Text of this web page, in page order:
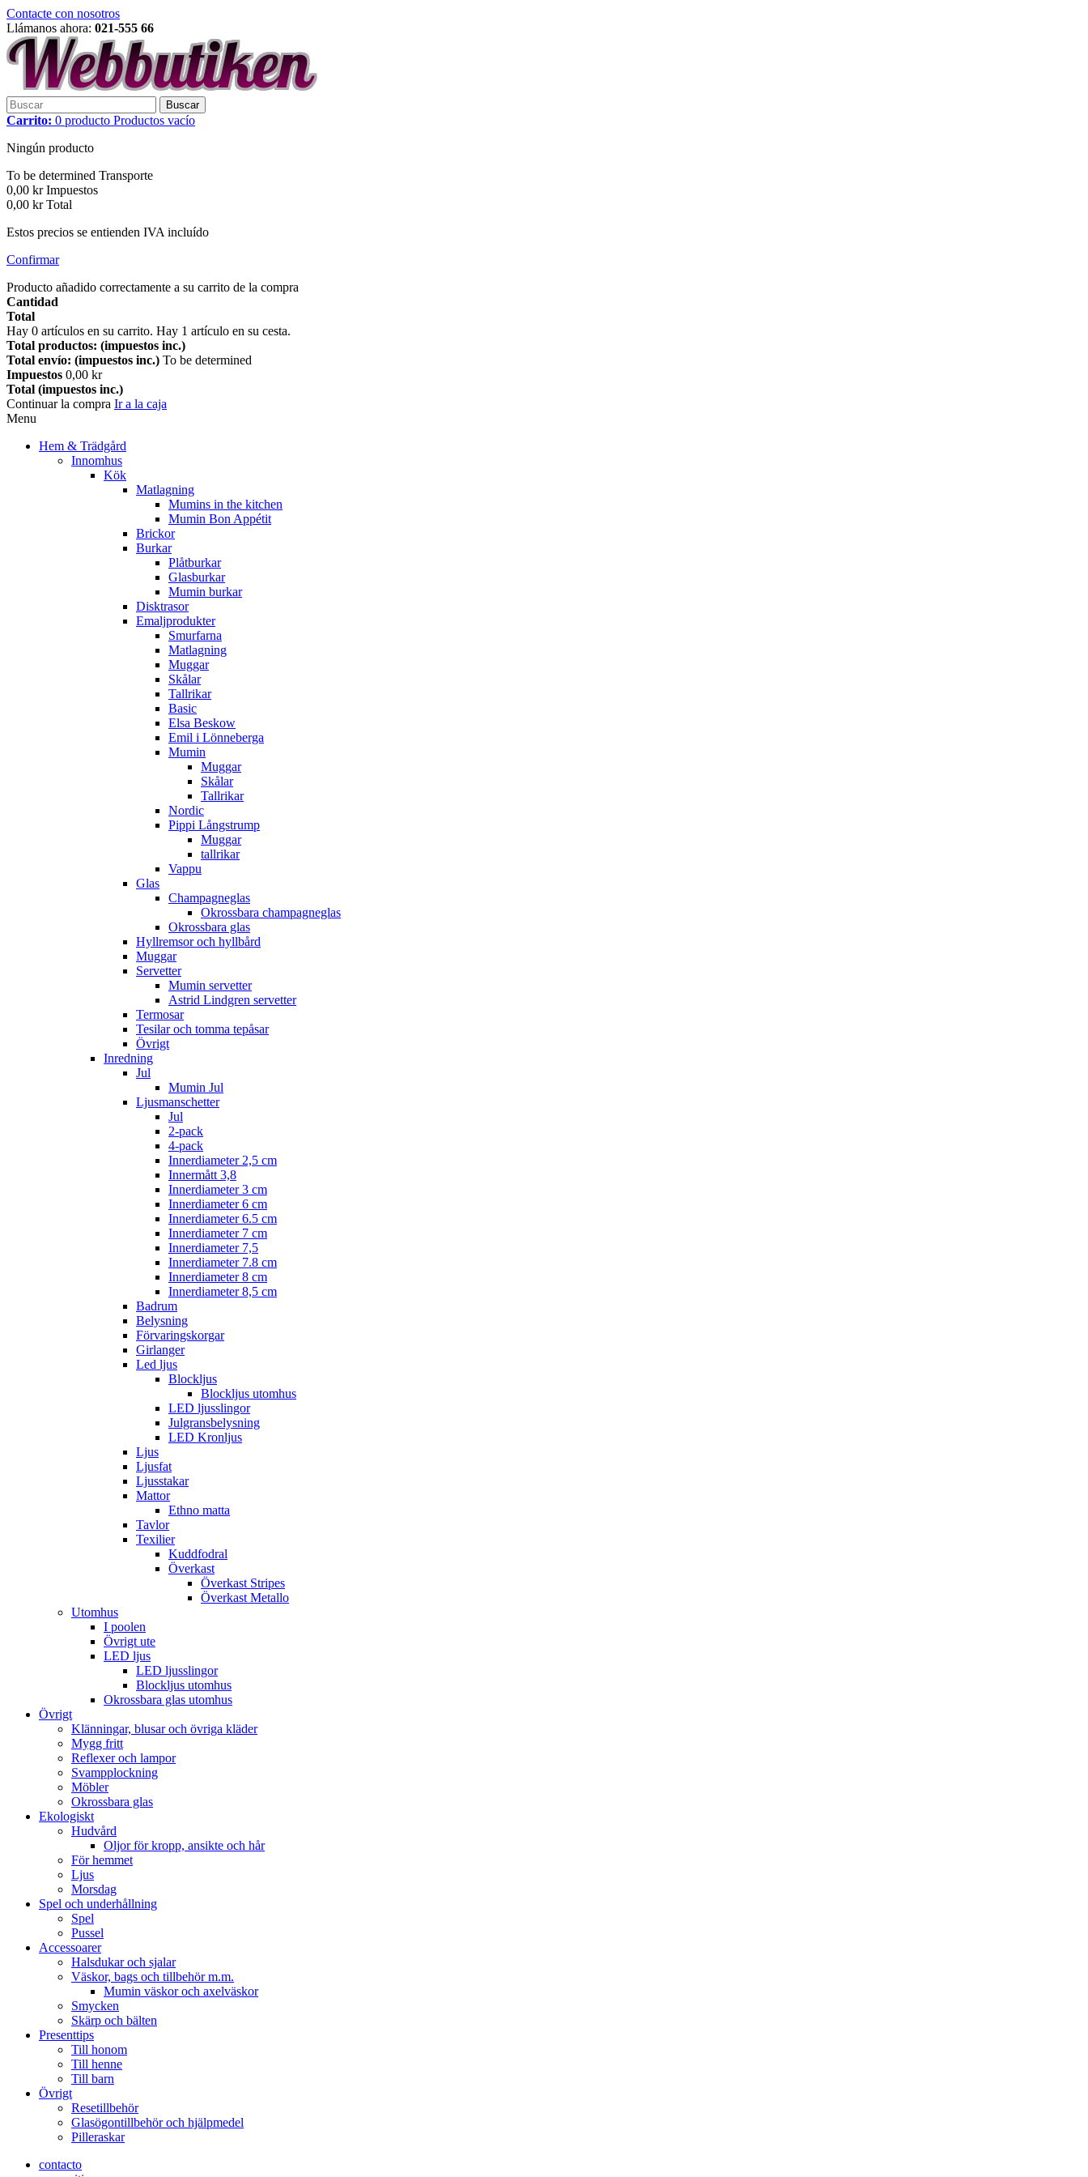
Contacte con nosotros
Llámanos ahora: 021-555 66
Buscar
Carrito: 0 producto Productos vacío
Ningún producto
To be determined Transporte
0,00 kr Impuestos
0,00 kr Total
Estos precios se entienden IVA incluído
Confirmar
Producto añadido correctamente a su carrito de la compra
Cantidad
Total
Hay 0 artículos en su carrito. Hay 1 artículo en su cesta.
Total productos: (impuestos inc.)
Total envío: (impuestos inc.) To be determined
Impuestos 0,00 kr
Total (impuestos inc.)
Continuar la compra Ir a la caja
Menu
Hem & Trädgård
Innomhus
Kök
Matlagning
Mumins in the kitchen
Mumin Bon Appétit
Brickor
Burkar
Plåtburkar
Glasburkar
Mumin burkar
Disktrasor
Emaljprodukter
Smurfarna
Matlagning
Muggar
Skålar
Tallrikar
Basic
Elsa Beskow
Emil i Lönneberga
Mumin
Muggar
Skålar
Tallrikar
Nordic
Pippi Långstrump
Muggar
tallrikar
Vappu
Glas
Champagneglas
Okrossbara champagneglas
Okrossbara glas
Hyllremsor och hyllbård
Muggar
Servetter
Mumin servetter
Astrid Lindgren servetter
Termosar
Tesilar och tomma tepåsar
Övrigt
Inredning
Jul
Mumin Jul
Ljusmanschetter
Jul
2-pack
4-pack
Innerdiameter 2,5 cm
Innermått 3,8
Innerdiameter 3 cm
Innerdiameter 6 cm
Innerdiameter 6.5 cm
Innerdiameter 7 cm
Innerdiameter 7,5
Innerdiameter 7.8 cm
Innerdiameter 8 cm
Innerdiameter 8,5 cm
Badrum
Belysning
Förvaringskorgar
Girlanger
Led ljus
Blockljus
Blockljus utomhus
LED ljusslingor
Julgransbelysning
LED Kronljus
Ljus
Ljusfat
Ljusstakar
Mattor
Ethno matta
Tavlor
Texilier
Kuddfodral
Överkast
Överkast Stripes
Överkast Metallo
Utomhus
I poolen
Övrigt ute
LED ljus
LED ljusslingor
Blockljus utomhus
Okrossbara glas utomhus
Övrigt
Klänningar, blusar och övriga kläder
Mygg fritt
Reflexer och lampor
Svampplockning
Möbler
Okrossbara glas
Ekologiskt
Hudvård
Oljor för kropp, ansikte och hår
För hemmet
Ljus
Morsdag
Spel och underhållning
Spel
Pussel
Accessoarer
Halsdukar och sjalar
Väskor, bags och tillbehör m.m.
Mumin väskor och axelväskor
Smycken
Skärp och bälten
Presenttips
Till honom
Till henne
Till barn
Övrigt
Resetillbehör
Glasögontillbehör och hjälpmedel
Pilleraskar
contacto